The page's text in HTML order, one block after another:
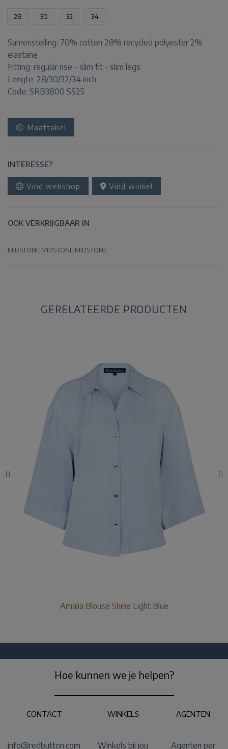
28 30 32 34
Samenstelling: 70% cotton 28% recycled polyester 2%
elastane
Fitting: regular rise - slim fit - slim legs
Lengte: 28/30/32/34 inch
Code: SRB3800 SS25
Maattabel
INTERESSE?
Vind webshop Vind winkel
OOK VERKRIJGBAAR IN
MIDSTONE MIDSTONE MIDSTONE
GERELATEERDE PRODUCTEN
Amalia Blouse Shine Light Blue
Hoe kunnen we je helpen?
CONTACT
info@redbutton.com
WINKELS
Winkels bij jou
AGENTEN
Agenten per